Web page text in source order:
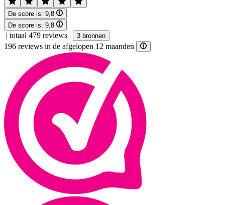
De score is: 9,8
De score is: 9,8
| totaal 479 reviews | 3 bronnen
196 reviews in de afgelopen 12 maanden